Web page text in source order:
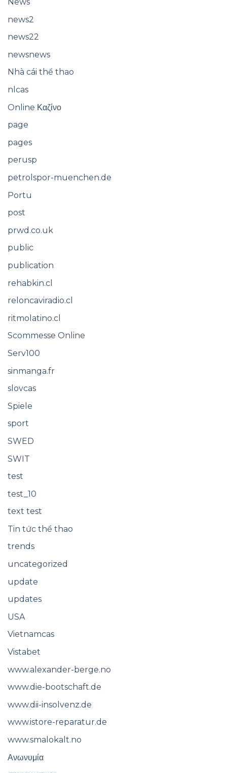
news2
news22
newsnews
Nhà cái thể thao
nlcas
Online Καζίνο
page
pages
perusp
petrolspor-muenchen.de
Portu
post
prwd.co.uk
public
publication
rehabkin.cl
reloncaviradio.cl
ritmolatino.cl
Scommesse Online
Serv100
sinmanga.fr
slovcas
Spiele
sport
SWED
SWIT
test
test_10
text test
Tin tức thể thao
trends
uncategorized
update
updates
USA
Vietnamcas
Vistabet
www.alexander-berge.no
www.die-bootschaft.de
www.dii-insolvenz.de
www.istore-reparatur.de
www.smalokalt.no
Ανωνυμία